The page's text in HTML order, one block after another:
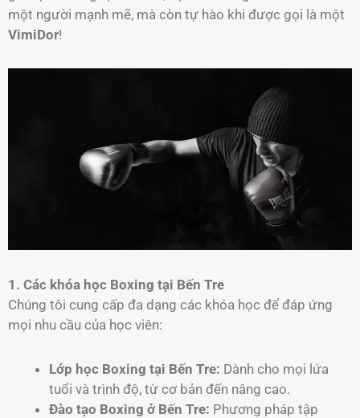
một người mạnh mẽ, mà còn tự hào khi được gọi là một
VimiDor!
1. Các khóa học Boxing tại Bến Tre
Chúng tôi cung cấp đa dạng các khóa học để đáp ứng
mọi nhu cầu của học viên:
Lớp học Boxing tại Bến Tre: Dành cho mọi lứa
tuổi và trình độ, từ cơ bản đến nâng cao.
Đào tạo Boxing ở Bến Tre: Phương pháp tập